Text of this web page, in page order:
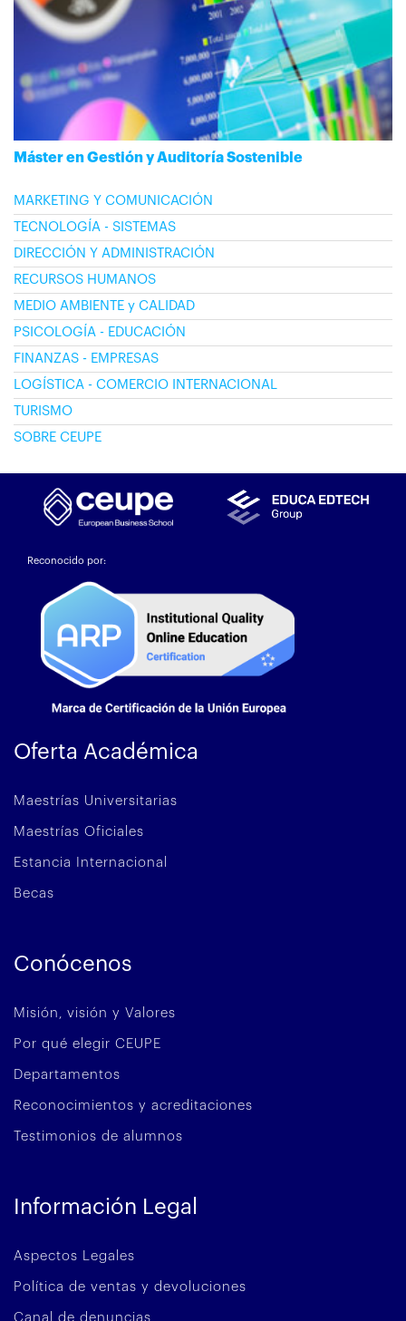
Máster en Gestión y Auditoría Sostenible
MARKETING Y COMUNICACIÓN
TECNOLOGÍA - SISTEMAS
DIRECCIÓN Y ADMINISTRACIÓN
RECURSOS HUMANOS
MEDIO AMBIENTE y CALIDAD
PSICOLOGÍA - EDUCACIÓN
FINANZAS - EMPRESAS
LOGÍSTICA - COMERCIO INTERNACIONAL
TURISMO
SOBRE CEUPE
Reconocido por:
Oferta Académica
Maestrías Universitarias
Maestrías Oficiales
Estancia Internacional
Becas
Conócenos
Misión, visión y Valores
Por qué elegir CEUPE
Departamentos
Reconocimientos y acreditaciones
Testimonios de alumnos
Información Legal
Aspectos Legales
Política de ventas y devoluciones
Canal de denuncias